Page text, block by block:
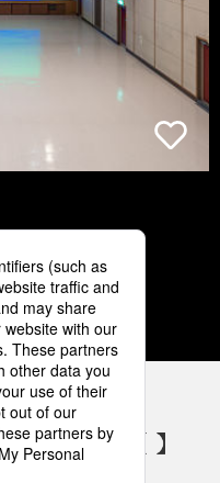
5
SNSアカウント